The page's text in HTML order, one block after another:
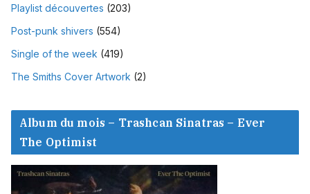
Playlist découvertes (203)
Post-punk shivers (554)
Single of the week (419)
The Smiths Cover Artwork (2)
Album du mois – Trashcan Sinatras – Ever
The Optimist